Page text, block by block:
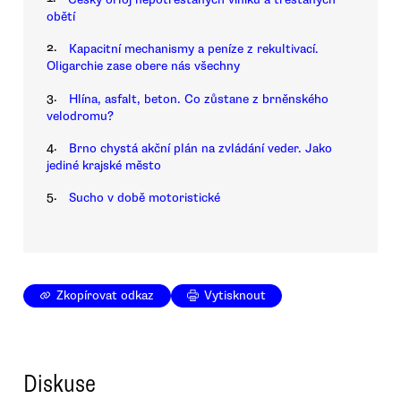
obětí
2.
Kapacitní mechanismy a peníze z rekultivací.
Oligarchie zase obere nás všechny
3.
Hlína, asfalt, beton. Co zůstane z brněnského
velodromu?
4.
Brno chystá akční plán na zvládání veder. Jako
jediné krajské město
5. Sucho v době motoristické
Zkopírovat odkaz Vytisknout
Diskuse